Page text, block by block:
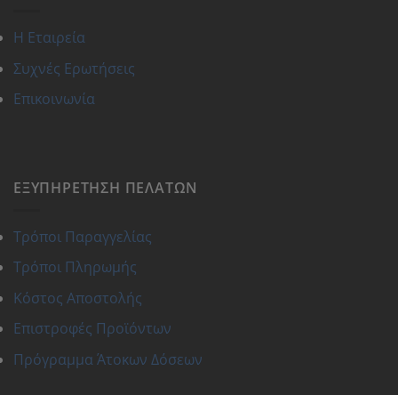
Η Εταιρεία
Συχνές Ερωτήσεις
Επικοινωνία
ΕΞΥΠΗΡΈΤΗΣΗ ΠΕΛΑΤΏΝ
Τρόποι Παραγγελίας
Τρόποι Πληρωμής
Κόστος Αποστολής
Επιστροφές Προϊόντων
Πρόγραμμα Άτοκων Δόσεων